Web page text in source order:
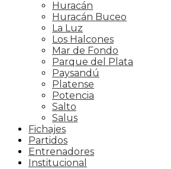
Huracán
Huracán Buceo
La Luz
Los Halcones
Mar de Fondo
Parque del Plata
Paysandú
Platense
Potencia
Salto
Salus
Fichajes
Partidos
Entrenadores
Institucional